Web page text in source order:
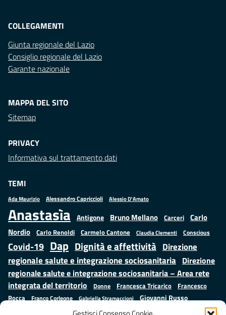
COLLEGAMENTI
Giunta regionale del Lazio
Consiglio regionale del Lazio
Garante nazionale
MAPPA DEL SITO
Sitemap
PRIVACY
Informativa sul trattamento dati
TEMI
Ada Maurizio Alessandro Capriccioli Alessio D'Amato
Anastasìa Antigone Bruno Mellano Carceri
Carlo
Nordio Carlo Renoldi Carmelo Cantone Claudia Clementi Conscious
Covid-19 Dap Dignità e affettività Direzione
regionale salute e integrazione sociosanitaria Direzione
regionale salute e integrazione sociosanitaria – Area rete
integrata del territorio
Donne Francesca Tricarico
Francesco
Rocca
Franco Corleone Gabriella Stramaccioni Giovanni Russo
Giuseppe Emanuele Cangemi Istruzione e cultura